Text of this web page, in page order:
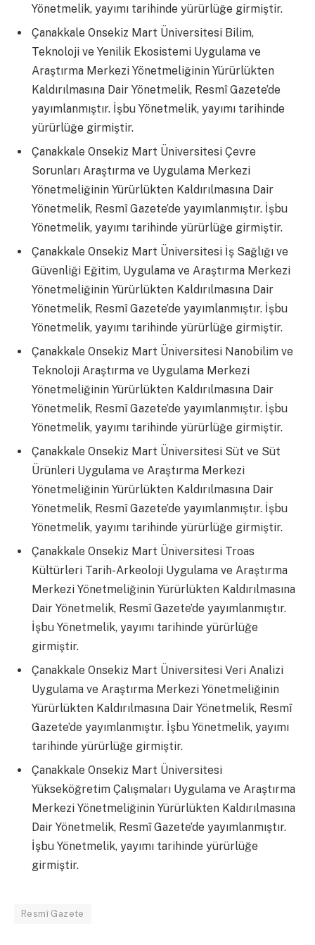
Yönetmelik, yayımı tarihinde yürürlüğe girmiştir.
Çanakkale Onsekiz Mart Üniversitesi Bilim,
Teknoloji ve Yenilik Ekosistemi Uygulama ve
Araştırma Merkezi Yönetmeliğinin Yürürlükten
Kaldırılmasına Dair Yönetmelik, Resmî Gazete’de
yayımlanmıştır. İşbu Yönetmelik, yayımı tarihinde
yürürlüğe girmiştir.
Çanakkale Onsekiz Mart Üniversitesi Çevre
Sorunları Araştırma ve Uygulama Merkezi
Yönetmeliğinin Yürürlükten Kaldırılmasına Dair
Yönetmelik, Resmî Gazete’de yayımlanmıştır. İşbu
Yönetmelik, yayımı tarihinde yürürlüğe girmiştir.
Çanakkale Onsekiz Mart Üniversitesi İş Sağlığı ve
Güvenliği Eğitim, Uygulama ve Araştırma Merkezi
Yönetmeliğinin Yürürlükten Kaldırılmasına Dair
Yönetmelik, Resmî Gazete’de yayımlanmıştır. İşbu
Yönetmelik, yayımı tarihinde yürürlüğe girmiştir.
Çanakkale Onsekiz Mart Üniversitesi Nanobilim ve
Teknoloji Araştırma ve Uygulama Merkezi
Yönetmeliğinin Yürürlükten Kaldırılmasına Dair
Yönetmelik, Resmî Gazete’de yayımlanmıştır. İşbu
Yönetmelik, yayımı tarihinde yürürlüğe girmiştir.
Çanakkale Onsekiz Mart Üniversitesi Süt ve Süt
Ürünleri Uygulama ve Araştırma Merkezi
Yönetmeliğinin Yürürlükten Kaldırılmasına Dair
Yönetmelik, Resmî Gazete’de yayımlanmıştır. İşbu
Yönetmelik, yayımı tarihinde yürürlüğe girmiştir.
Çanakkale Onsekiz Mart Üniversitesi Troas
Kültürleri Tarih-Arkeoloji Uygulama ve Araştırma
Merkezi Yönetmeliğinin Yürürlükten Kaldırılmasına
Dair Yönetmelik, Resmî Gazete’de yayımlanmıştır.
İşbu Yönetmelik, yayımı tarihinde yürürlüğe
girmiştir.
Çanakkale Onsekiz Mart Üniversitesi Veri Analizi
Uygulama ve Araştırma Merkezi Yönetmeliğinin
Yürürlükten Kaldırılmasına Dair Yönetmelik, Resmî
Gazete’de yayımlanmıştır. İşbu Yönetmelik, yayımı
tarihinde yürürlüğe girmiştir.
Çanakkale Onsekiz Mart Üniversitesi
Yükseköğretim Çalışmaları Uygulama ve Araştırma
Merkezi Yönetmeliğinin Yürürlükten Kaldırılmasına
Dair Yönetmelik, Resmî Gazete’de yayımlanmıştır.
İşbu Yönetmelik, yayımı tarihinde yürürlüğe
girmiştir.
Resmî Gazete